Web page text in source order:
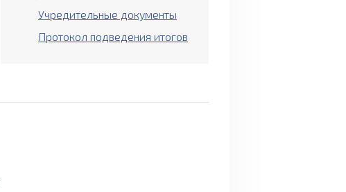
Учредительные документы
Протокол подведения итогов